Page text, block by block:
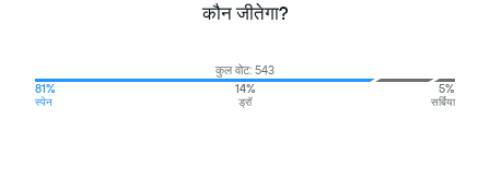
कौन जीतेगा?
कुल वोट: 543
81%
स्पेन
14%
ड्रॉ
5%
सर्बिया